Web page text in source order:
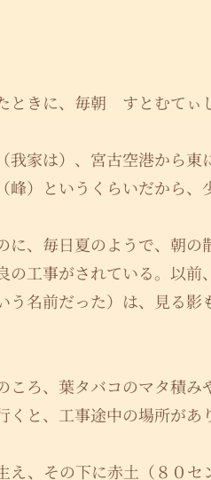
ときに、毎朝 すとむてぃ
我家は）、宮古空港から
峰）というくらいだから、
に、毎日夏のようで、朝
の工事がされている。以
う名前だった）は、見る
ころ、葉タバコのマタ積
くと、工事途中の場所があ
え、その下に赤土（８０